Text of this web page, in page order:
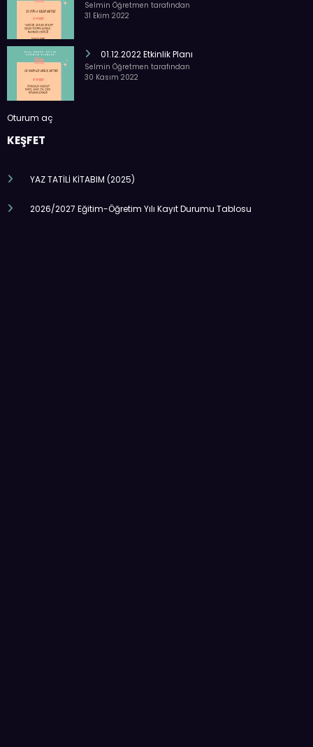
Selmin Öğretmen tarafından
31 Ekim 2022
01.12.2022 Etkinlik Planı
Selmin Öğretmen tarafından
30 Kasım 2022
Oturum aç
KEŞFET
YAZ TATİLİ KİTABIM (2025)
2026/2027 Eğitim-Öğretim Yılı Kayıt Durumu Tablosu